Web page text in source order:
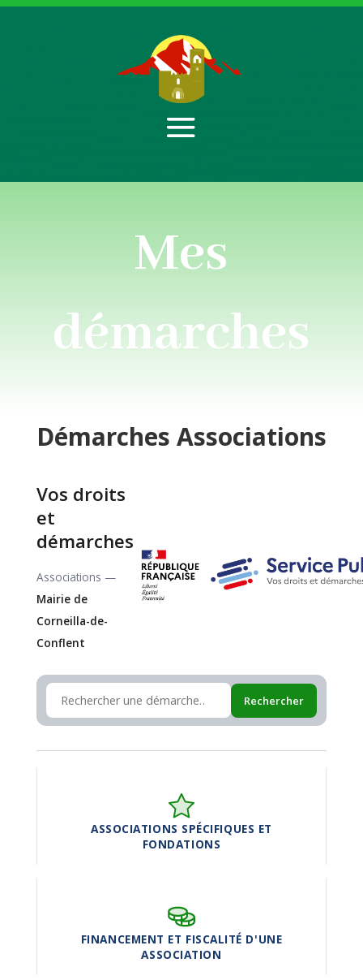
Mes
démarches
Démarches Associations
Vos droits
et
démarches
Associations —
Mairie de
Corneilla-de-
Conflent
Rechercher
ASSOCIATIONS SPÉCIFIQUES ET
FONDATIONS
FINANCEMENT ET FISCALITÉ D'UNE
ASSOCIATION